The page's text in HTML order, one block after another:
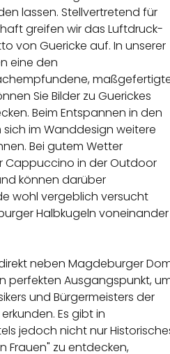
lassen. Stellvertretend für
greifen wir das Luftdruck-
von Guericke auf. In unserer
eine den
Sie Bilder zu Guerickes
Beim Entspannen in den
im Wanddesign weitere
Bei gutem Wetter
Cappuccino in der Outdoor
können darüber
wohl vergeblich versucht
Halbkugeln voneinander
neben Magdeburger
perfekten Ausgangspunkt,
und Bürgermeisters der
Es gibt in
jedoch nicht nur
Frauen" zu entdecken,